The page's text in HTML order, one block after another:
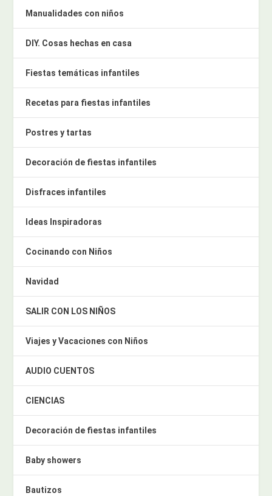
Manualidades con niños
DIY. Cosas hechas en casa
Fiestas temáticas infantiles
Recetas para fiestas infantiles
Postres y tartas
Decoración de fiestas infantiles
Disfraces infantiles
Ideas Inspiradoras
Cocinando con Niños
Navidad
SALIR CON LOS NIÑOS
Viajes y Vacaciones con Niños
AUDIO CUENTOS
CIENCIAS
Decoración de fiestas infantiles
Baby showers
Bautizos